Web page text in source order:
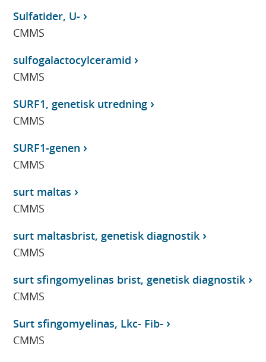
Sulfatider, U-
CMMS
sulfogalactocylceramid
CMMS
SURF1, genetisk utredning
CMMS
SURF1-genen
CMMS
surt maltas
CMMS
surt maltasbrist, genetisk diagnostik
CMMS
surt sfingomyelinas brist, genetisk diagnostik
CMMS
Surt sfingomyelinas, Lkc- Fib-
CMMS